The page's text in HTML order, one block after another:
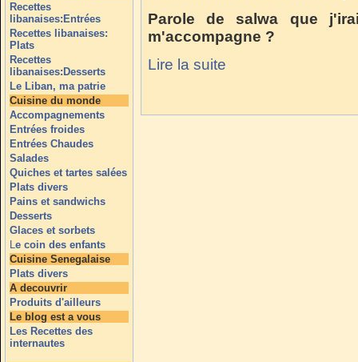
Recettes
libanaises:Entrées
Recettes libanaises:
Plats
Recettes
libanaises:Desserts
Le Liban, ma patrie
Cuisine du monde
Accompagnements
Entrées froides
Entrées Chaudes
Salades
Quiches et tartes salées
Plats divers
Pains et sandwichs
Desserts
Glaces et sorbets
Le coin des enfants
Cuisine Senegalaise
Plats divers
A decouvrir
Produits d'ailleurs
Le blog est a vous
Les Recettes des
internautes
Parole de salwa que
m'accompagne ?
Lire la suite